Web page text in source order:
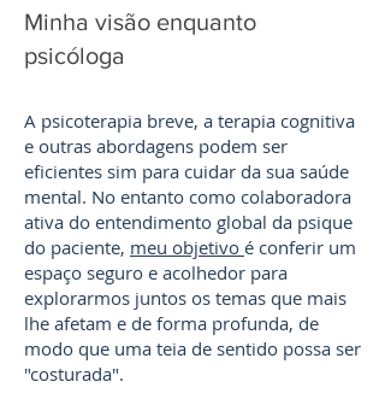
Minha visão enquanto
psicóloga
A psicoterapia breve, a terapia cognitiva
e outras abordagens podem ser
eficientes sim para cuidar da sua saúde
mental. No entanto como colaboradora
ativa do entendimento global da psique
do paciente, meu objetivo é conferir um
espaço seguro e acolhedor para
explorarmos juntos os temas que mais
lhe afetam e de forma profunda, de
modo que uma teia de sentido possa ser
"costurada".